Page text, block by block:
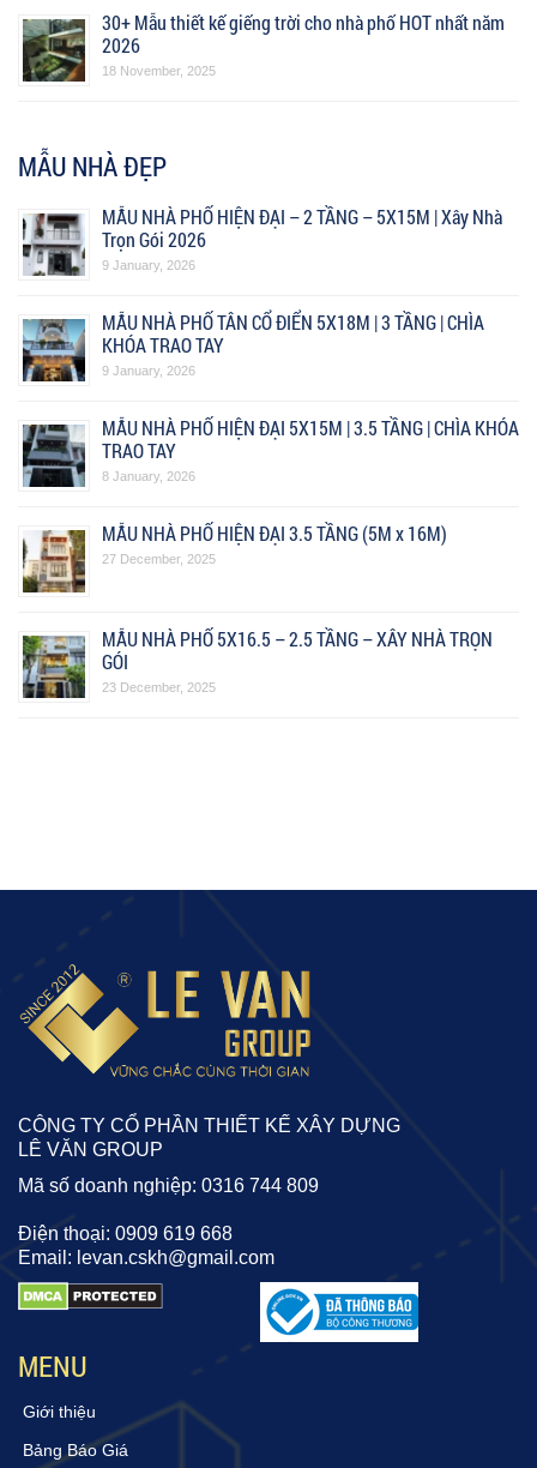
30+ Mẫu thiết kế giếng trời cho nhà phố HOT nhất năm
2026
18 November, 2025
MẪU NHÀ ĐẸP
MẪU NHÀ PHỐ HIỆN ĐẠI – 2 TẦNG – 5X15M | Xây Nhà
Trọn Gói 2026
9 January, 2026
MẪU NHÀ PHỐ TÂN CỔ ĐIỂN 5X18M | 3 TẦNG | CHÌA
KHÓA TRAO TAY
9 January, 2026
MẪU NHÀ PHỐ HIỆN ĐẠI 5X15M | 3.5 TẦNG | CHÌA KHÓA
TRAO TAY
8 January, 2026
MẪU NHÀ PHỐ HIỆN ĐẠI 3.5 TẦNG (5M x 16M)
27 December, 2025
MẪU NHÀ PHỐ 5X16.5 – 2.5 TẦNG – XÂY NHÀ TRỌN
GÓI
23 December, 2025
CÔNG TY CỔ PHẦN THIẾT KẾ XÂY DỰNG
LÊ VĂN GROUP
Mã số doanh nghiệp: 0316 744 809
Điện thoại: 0909 619 668
Email: levan.cskh@gmail.com
MENU
Giới thiệu
Bảng Báo Giá